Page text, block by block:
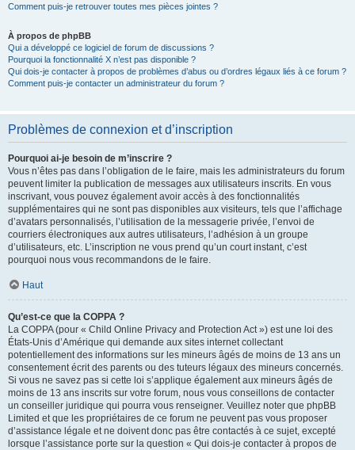
Comment puis-je retrouver toutes mes pièces jointes ?
À propos de phpBB
Qui a développé ce logiciel de forum de discussions ?
Pourquoi la fonctionnalité X n’est pas disponible ?
Qui dois-je contacter à propos de problèmes d’abus ou d’ordres légaux liés à ce forum ?
Comment puis-je contacter un administrateur du forum ?
Problèmes de connexion et d’inscription
Pourquoi ai-je besoin de m’inscrire ?
Vous n’êtes pas dans l’obligation de le faire, mais les administrateurs du forum
peuvent limiter la publication de messages aux utilisateurs inscrits. En vous
inscrivant, vous pouvez également avoir accès à des fonctionnalités
supplémentaires qui ne sont pas disponibles aux visiteurs, tels que l’affichage
d’avatars personnalisés, l’utilisation de la messagerie privée, l’envoi de
courriers électroniques aux autres utilisateurs, l’adhésion à un groupe
d’utilisateurs, etc. L’inscription ne vous prend qu’un court instant, c’est
pourquoi nous vous recommandons de le faire.
Haut
Qu’est-ce que la COPPA ?
La COPPA (pour « Child Online Privacy and Protection Act ») est une loi des
États-Unis d’Amérique qui demande aux sites internet collectant
potentiellement des informations sur les mineurs âgés de moins de 13 ans un
consentement écrit des parents ou des tuteurs légaux des mineurs concernés.
Si vous ne savez pas si cette loi s’applique également aux mineurs âgés de
moins de 13 ans inscrits sur votre forum, nous vous conseillons de contacter
un conseiller juridique qui pourra vous renseigner. Veuillez noter que phpBB
Limited et que les propriétaires de ce forum ne peuvent pas vous proposer
d’assistance légale et ne doivent donc pas être contactés à ce sujet, excepté
lorsque l’assistance porte sur la question « Qui dois-je contacter à propos de